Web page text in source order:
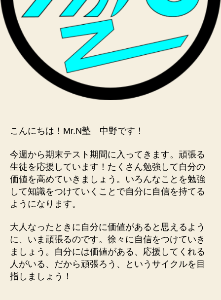
こんにちは！Mr.N塾 中野です！
今週から期末テスト期間に入ってきます。頑張る
生徒を応援しています！たくさん勉強して自分の
価値を高めていきましょう。いろんなことを勉強
して知識をつけていくことで自分に自信を持てる
ようになります。
大人なったときに自分に価値があると思えるよう
に、いま頑張るのです。徐々に自信をつけていき
ましょう。自分には価値がある、応援してくれる
人がいる、だから頑張ろう、というサイクルを目
指しましょう！